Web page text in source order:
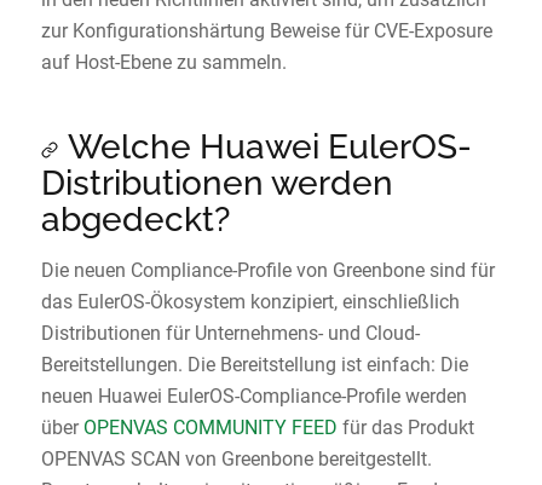
zur Konfigurationshärtung Beweise für CVE-Exposure
auf Host-Ebene zu sammeln.
Welche Huawei EulerOS-
Distributionen werden
abgedeckt?
Die neuen Compliance-Profile von Greenbone sind für
das EulerOS-Ökosystem konzipiert, einschließlich
Distributionen für Unternehmens- und Cloud-
Bereitstellungen. Die Bereitstellung ist einfach: Die
neuen Huawei EulerOS-Compliance-Profile werden
über OPENVAS COMMUNITY FEED für das Produkt
OPENVAS SCAN von Greenbone bereitgestellt.